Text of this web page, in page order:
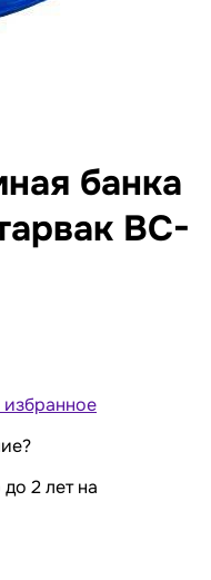
банка
BC-
2 лет на